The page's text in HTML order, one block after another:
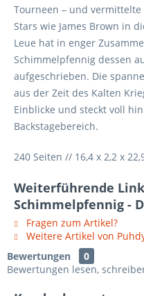
Tourneen – und
Stars wie James Brown in
Leue hat in enger
Schimmelpfennig dessen
aufgeschrieben. Die
aus der Zeit des Kalten
Einblicke und steckt voll
Backstagebereich.
240 Seiten // 16,4 x 2,2 x
Weiterführende
Schimmelpfennig -
Fragen zum Artikel?
Weitere Artikel von
Bewertungen
0
Bewertungen lesen,